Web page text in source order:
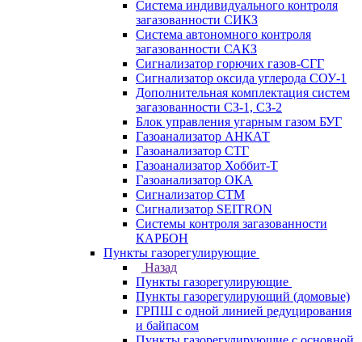
Система индивидуального контроля
загазованности СИКЗ
Система автономного контроля
загазованности САКЗ
Сигнализатор горючих газов-СГГ
Сигнализатор оксида углерода СОУ-1
Дополнительная комплектация систем
загазованности СЗ-1, СЗ-2
Блок управления угарным газом БУГ
Газоанализатор АНКАТ
Газоанализатор СТГ
Газоанализатор Хоббит-Т
Газоанализатор ОКА
Сигнализатор СТМ
Сигнализатор SEITRON
Системы контроля загазованности
КАРБОН
Пункты газорегулирующие
Назад
Пункты газорегулирующие
Пункты газорегулирующий (домовые)
ГРПШ с одной линией редуцирования
и байпасом